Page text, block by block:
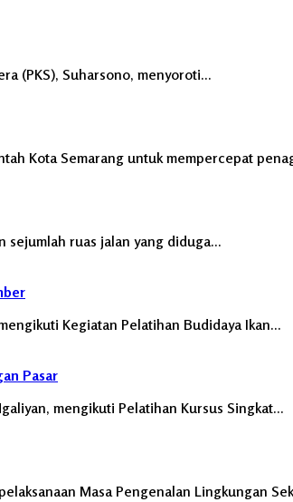
(PKS), Suharsono, menyoroti…
Kota Semarang untuk mempercepat
sejumlah ruas jalan yang diduga…
Kegiatan Pelatihan Budidaya Ikan…
Pasar
mengikuti Pelatihan Kursus Singkat…
Masa Pengenalan Lingkungan